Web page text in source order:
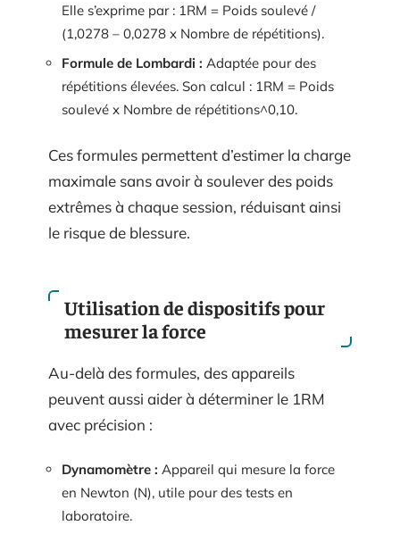
Elle s’exprime par : 1RM = Poids soulevé /
(1,0278 – 0,0278 x Nombre de répétitions).
Formule de Lombardi : Adaptée pour des
répétitions élevées. Son calcul : 1RM = Poids
soulevé x Nombre de répétitions^0,10.
Ces formules permettent d’estimer la charge
maximale sans avoir à soulever des poids
extrêmes à chaque session, réduisant ainsi
le risque de blessure.
Utilisation de dispositifs pour
mesurer la force
Au-delà des formules, des appareils
peuvent aussi aider à déterminer le 1RM
avec précision :
Dynamomètre : Appareil qui mesure la force
en Newton (N), utile pour des tests en
laboratoire.